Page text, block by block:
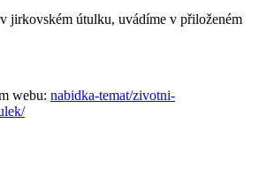
jirkovském útulku, uvádíme v přiloženém
webu: nabidka-temat/zivotni-